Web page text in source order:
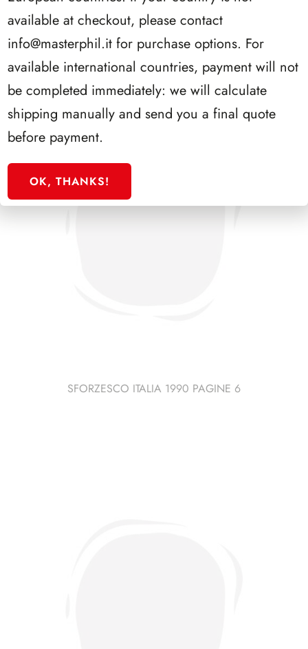
SFORZESCO ITALIA 1988 PAGINE 3
SFORZESCO ITALIA 1990 PAGINE 6
available at checkout, please contact
info@masterphil.it for purchase options. For
available international countries, payment will not
be completed immediately: we will calculate
shipping manually and send you a final quote
before payment.
OK, THANKS!